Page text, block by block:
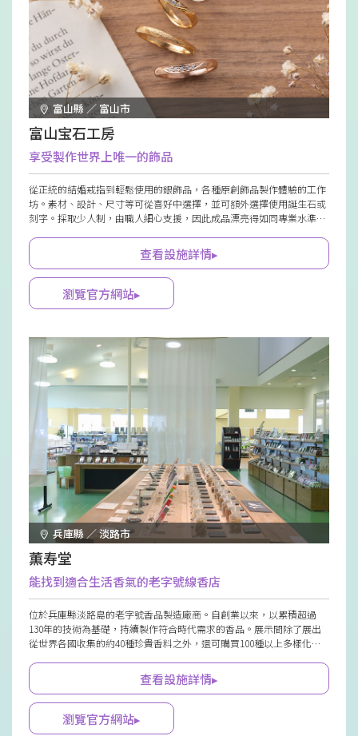
富山縣 ／ 富山市
富山宝石工房
享受製作世界上唯一的飾品
從正統的結婚戒指到輕鬆使用的銀飾品，各種原創飾品製作體驗的工作
坊。素材、設計、尺寸等可從喜好中選擇，並可額外選擇使用誕生石或
刻字。採取少人制，由職人細心支援，因此成品漂亮得如同專業水準。
程，令人開心。
查看設施詳情▸
瀏覽官方網站▸
兵庫縣 ／ 淡路市
薫寿堂
能找到適合生活香氣的老字號線香店
位於兵庫縣淡路島的老字號香品製造廠商。自創業以來，以累積超過
130年的技術為基礎，持續製作符合時代需求的香品。展示間除了展出
從世界各國收集的約40種珍貴香料之外，還可購買100種以上多樣化的
查看設施詳情▸
瀏覽官方網站▸